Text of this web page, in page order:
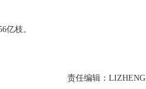
亿枝。
责任编辑：LIZHENG